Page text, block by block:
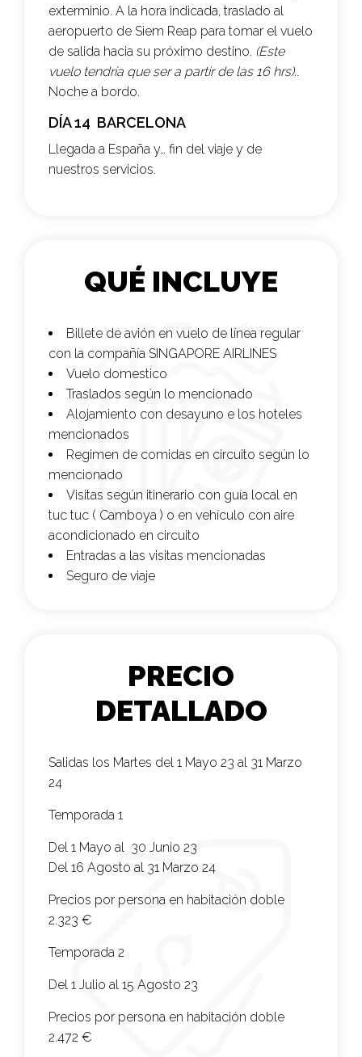
exterminio. A la hora indicada, traslado al
aeropuerto de Siem Reap para tomar el vuelo
de salida hacia su próximo destino. (Este
vuelo tendría que ser a partir de las 16 hrs)..
Noche a bordo.
DÍA 14 BARCELONA
Llegada a España y… fin del viaje y de
nuestros servicios.
QUÉ INCLUYE
Billete de avión en vuelo de línea regular
con la compañía SINGAPORE AIRLINES
Vuelo domestico
Traslados según lo mencionado
Alojamiento con desayuno e los hoteles
mencionados
Regimen de comidas en circuito según lo
mencionado
Visitas según itinerario con guía local en
tuc tuc ( Camboya ) o en vehículo con aire
acondicionado en circuito
Entradas a las visitas mencionadas
Seguro de viaje
PRECIO
DETALLADO
Salidas los Martes del 1 Mayo 23 al 31 Marzo
24
Temporada 1
Del 1 Mayo al 30 Junio 23
Del 16 Agosto al 31 Marzo 24
Precios por persona en habitación doble
2.323 €
Temporada 2
Del 1 Julio al 15 Agosto 23
Precios por persona en habitación doble
2.472 €